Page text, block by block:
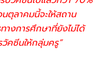
ตุลาคมนี้จะให้สถาน
างการศึกษาที่ยังไม่ได้
คซีนให้กลุ่มครู”